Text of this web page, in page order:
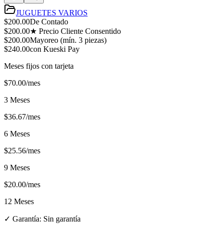
JUGUETES VARIOS
$200.00De Contado
$200.00★ Precio Cliente Consentido
$200.00Mayoreo (mín. 3 piezas)
$240.00con Kueski Pay
Meses fijos con tarjeta
$70.00/mes
3 Meses
$36.67/mes
6 Meses
$25.56/mes
9 Meses
$20.00/mes
12 Meses
✓ Garantía: Sin garantía